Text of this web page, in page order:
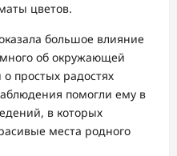
цветов.
большое влияние
много об окружающей
простых радостях
помогли ему в
в которых
места родного